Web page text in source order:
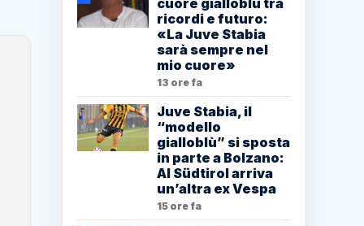
cuore gialloblù tra
ricordi e futuro:
«La Juve Stabia
sarà sempre nel
mio cuore»
13 ore fa
Juve Stabia, il
“modello
gialloblù” si sposta
in parte a Bolzano:
Al Südtirol arriva
un’altra ex Vespa
15 ore fa